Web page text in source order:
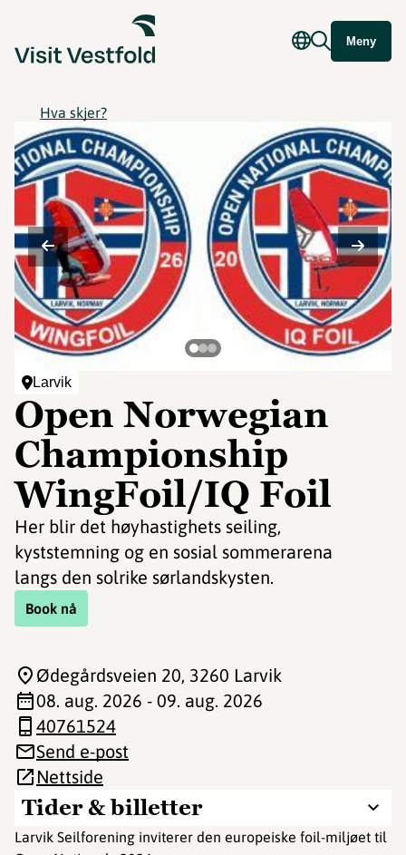
Meny
Hva skjer?
Larvik
Open Norwegian
Championship
WingFoil/IQ Foil
Her blir det høyhastighets seiling,
kyststemning og en sosial sommerarena
langs den solrike sørlandskysten.
Book nå
Tider & billetter
Larvik Seilforening inviterer den europeiske foil-miljøet til
Ødegårdsveien 20, 3260 Larvik
08. aug. 2026 - 09. aug. 2026
40761524
Send e-post
Nettside